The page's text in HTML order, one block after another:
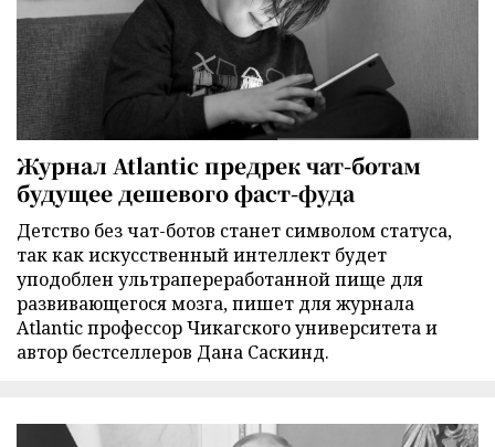
Журнал Atlantic предрек чат-ботам
будущее дешевого фаст-фуда
Детство без чат-ботов станет символом статуса,
так как искусственный интеллект будет
уподоблен ультрапереработанной пище для
развивающегося мозга, пишет для журнала
Atlantic профессор Чикагского университета и
автор бестселлеров Дана Саскинд.